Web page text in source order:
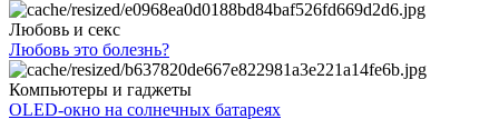
Любовь и секс
Любовь это болезнь?
Компьютеры и гаджеты
OLED-окно на солнечных батареях